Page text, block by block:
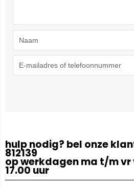
hulp nodig? bel onze
812139
op werkdagen ma t/m
17.00 uur